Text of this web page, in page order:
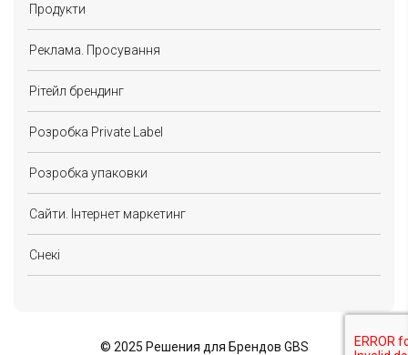
Продукти
Реклама. Просування
Рітейл брендинг
Розробка Private Label
Розробка упаковки
Сайти. Інтернет маркетинг
Снекі
© 2025 Решения для Брендов GBS